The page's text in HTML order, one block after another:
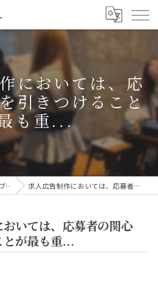
においては、応
引きつけること
も重...
ブログ 求人広告制作においては、応募者の関心を引きつけることが最も重...
いては、応募者の関心
とが最も重...